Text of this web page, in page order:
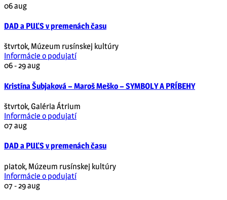
06aug
DAD a PUĽS v premenách času
štvrtok, Múzeum rusínskej kultúry
Informácie o podujatí
06 - 29aug
Kristína Šubjaková – Maroš Meško – SYMBOLY A PRÍBEHY
štvrtok,Galéria Átrium
Informácie o podujatí
07 aug
DAD a PUĽS v premenách času
piatok, Múzeum rusínskej kultúry
Informácie o podujatí
07 - 29aug